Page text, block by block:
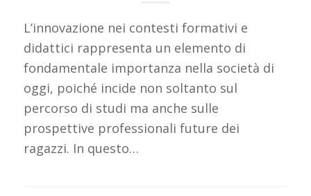
L’innovazione nei contesti formativi e
didattici rappresenta un elemento di
fondamentale importanza nella società di
oggi, poiché incide non soltanto sul
percorso di studi ma anche sulle
prospettive professionali future dei
ragazzi. In questo…